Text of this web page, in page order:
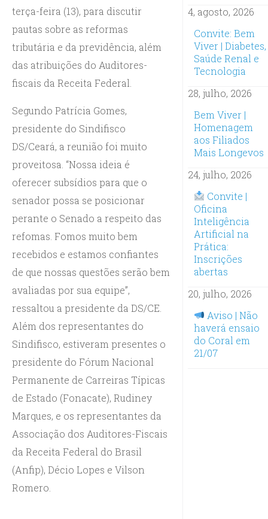
terça-feira (13), para discutir
pautas sobre as reformas
tributária e da previdência, além
das atribuições do Auditores-
fiscais da Receita Federal.
Segundo Patrícia Gomes,
presidente do Sindifisco
DS/Ceará, a reunião foi muito
proveitosa. “Nossa ideia é
oferecer subsídios para que o
senador possa se posicionar
perante o Senado a respeito das
refomas. Fomos muito bem
recebidos e estamos confiantes
de que nossas questões serão bem
avaliadas por sua equipe”,
ressaltou a presidente da DS/CE.
Além dos representantes do
Sindifisco, estiveram presentes o
presidente do Fórum Nacional
Permanente de Carreiras Típicas
de Estado (Fonacate), Rudiney
Marques, e os representantes da
Associação dos Auditores-Fiscais
da Receita Federal do Brasil
(Anfip), Décio Lopes e Vilson
Romero.
4, agosto, 2026
Convite: Bem
Viver | Diabetes,
Saúde Renal e
Tecnologia
28, julho, 2026
Bem Viver |
Homenagem
aos Filiados
Mais Longevos
24, julho, 2026
Convite |
Oficina
Inteligência
Artificial na
Prática:
Inscrições
abertas
20, julho, 2026
Aviso | Não
haverá ensaio
do Coral em
21/07